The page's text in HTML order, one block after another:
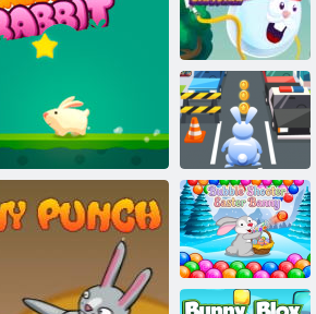
Králík Samurai
2
Obří králík